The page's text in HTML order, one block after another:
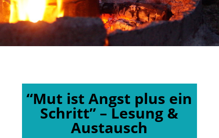
“Mut ist Angst plus ein
Schritt” – Lesung &
Austausch